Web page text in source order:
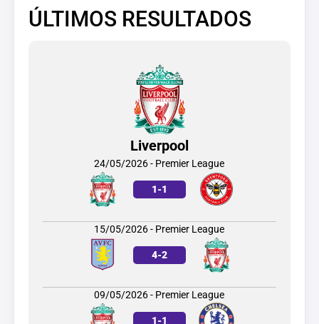
ÚLTIMOS RESULTADOS
Liverpool
24/05/2026 - Premier League
1-1
15/05/2026 - Premier League
4-2
09/05/2026 - Premier League
1-1